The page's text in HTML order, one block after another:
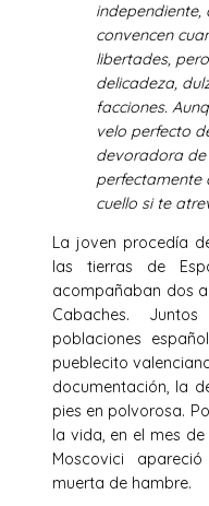
independiente,
convencen
libertades,
delicadeza,
facciones.
velo perfecto
devoradora de
perfectamente
cuello si te
La joven procedía
las tierras de
acompañaban dos
Cabaches.
poblaciones
pueblecito
documentación, la
pies en polvorosa.
la vida, en el mes
Moscovici
muerta de hambre.